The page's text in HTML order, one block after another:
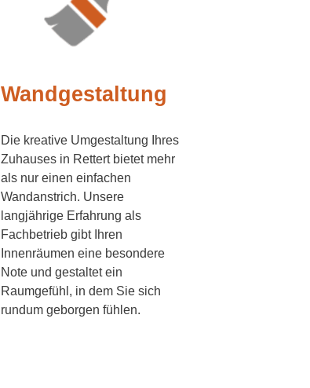
Wandgestaltung
Die kreative Umgestaltung Ihres
Zuhauses in Rettert bietet mehr
als nur einen einfachen
Wandanstrich. Unsere
langjährige Erfahrung als
Fachbetrieb gibt Ihren
Innenräumen eine besondere
Note und gestaltet ein
Raumgefühl, in dem Sie sich
rundum geborgen fühlen.